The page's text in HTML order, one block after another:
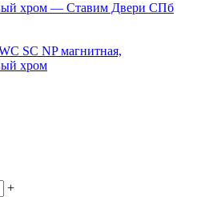
SC NP магнитная,
хром
+